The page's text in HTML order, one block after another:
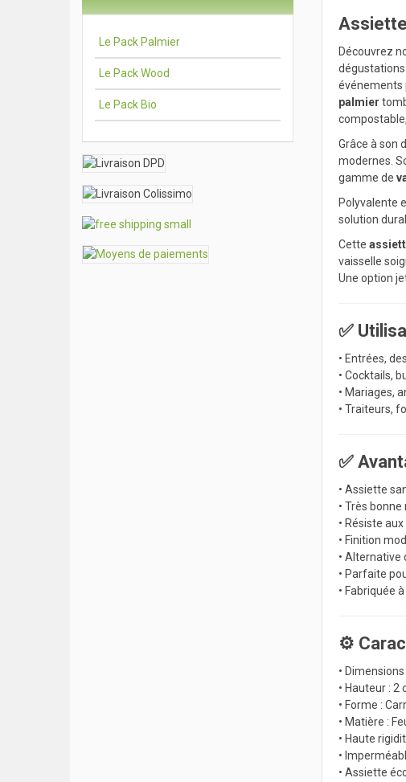
Découvrez
événements
palmier
Grâce à son
modernes.
gamme de
Polyvalente
solution
Cette
vaisselle
Une option
✅
• Entrées,
• Cocktails,
• Mariages,
• Traiteurs,
✅
• Assiette
• Très
• Résiste
• Finition
• Alternative
• Parfaite
• Fabriquée
⚙️
•
• Hauteur : 2
• Forme :
• Matière :
• Haute
•
• Assiette
Le Pack Palmier
Le Pack Wood
Le Pack Bio